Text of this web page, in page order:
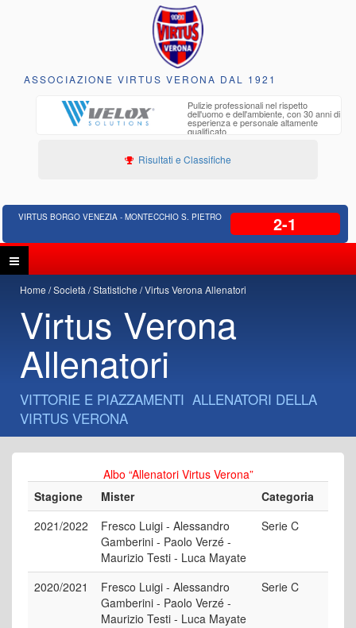
ASSOCIAZIONE VIRTUS VERONA DAL 1921
Pulizie professionali nel rispetto
dell'uomo e dell'ambiente, con 30 anni di
esperienza e personale altamente
qualificato
Risultati e Classifiche
VIRTUS BORGO VENEZIA - MONTECCHIO S. PIETRO 2-1
Home Società Statistiche Virtus Verona Allenatori
Virtus Verona
Allenatori
VITTORIE E PIAZZAMENTI ALLENATORI DELLA
VIRTUS VERONA
Albo “Allenatori Virtus Verona”
Stagione
Mister
Categoria
2021/2022
Fresco Luigi - Alessandro
Gamberini - Paolo Verzé -
Maurizio Testi - Luca Mayate
Serie C
2020/2021
Fresco Luigi - Alessandro
Gamberini - Paolo Verzé -
Maurizio Testi - Luca Mayate
Serie C